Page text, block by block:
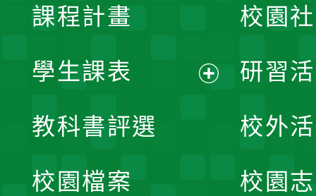
課程計畫
學生課表
教科書評選
校園檔案
校園
研習
校外
校園